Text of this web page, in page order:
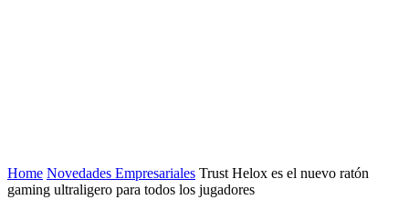
Home Novedades Empresariales Trust Helox es el nuevo ratón
gaming ultraligero para todos los jugadores